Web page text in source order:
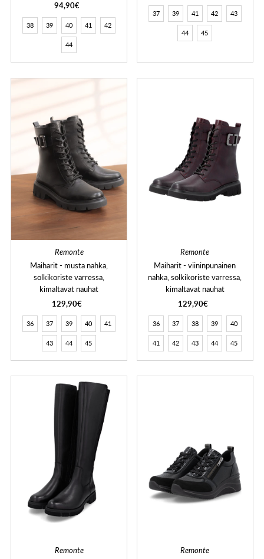
94,90€
38 39 40 41 42
44
37 39 41 42 43
44 45
Remonte
Maiharit - musta nahka,
solkikoriste varressa,
kimaltavat nauhat
129,90€
36 37 39 40 41
43 44 45
Remonte
Maiharit - viininpunainen
nahka, solkikoriste varressa,
kimaltavat nauhat
129,90€
36 37 38 39 40
41 42 43 44 45
Remonte
Remonte